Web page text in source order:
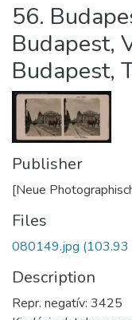
Statistics
About us
56.
Budapest,
Budapest,
Publisher
[Neue
Files
080149.jpg (103.93
Description
Repr. negatív: 3425